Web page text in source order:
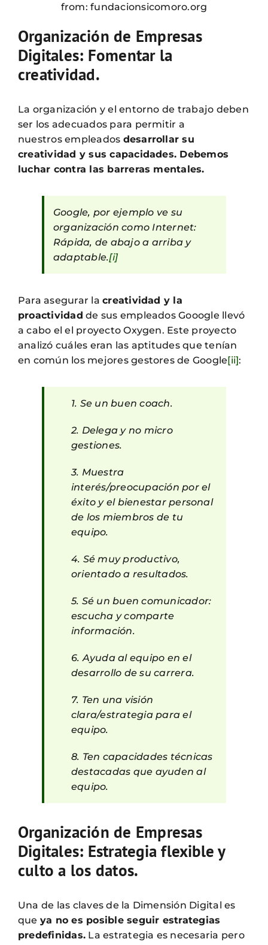
from: fundacionsicomoro.org
Organización de Empresas
Digitales: Fomentar la
creatividad.
La organización y el entorno de trabajo deben
ser los adecuados para permitir a
nuestros empleados desarrollar su
creatividad y sus capacidades. Debemos
luchar contra las barreras mentales.
Google, por ejemplo ve su
organización como Internet:
Rápida, de abajo a arriba y
adaptable.[i]
Para asegurar lacreatividad y la
proactividad de sus empleados Gooogle llevó
a cabo el el proyecto Oxygen. Este proyecto
analizó cuáles eran las aptitudes que tenían
en común los mejores gestores de Google[ii]:
1. Se un buen coach.
2. Delega y no micro
gestiones.
3. Muestra
interés/preocupación por el
éxito y el bienestar personal
de los miembros de tu
equipo.
4. Sé muy productivo,
orientado a resultados.
5. Sé un buen comunicador:
escucha y comparte
información.
6. Ayuda al equipo en el
desarrollo de su carrera.
7. Ten una visión
clara/estrategia para el
equipo.
8. Ten capacidades técnicas
destacadas que ayuden al
equipo.
Organización de Empresas
Digitales: Estrategia flexible y
culto a los datos.
Una de las claves de la Dimensión Digital es
que ya no es posible seguir estrategias
predefinidas. La estrategia es necesaria pero